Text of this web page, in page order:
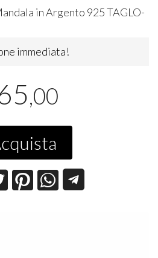
in Argento 925TAGLO-
immediata!
,00